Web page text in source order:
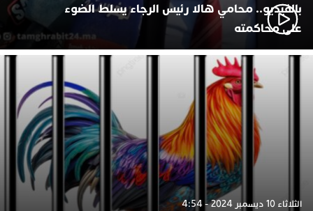
بالفيديو.. محامي هالا رئيس الرجاء يسلط الضوء
على محاكمته
الثلاثاء 10 ديسمبر 2024 - 4:54